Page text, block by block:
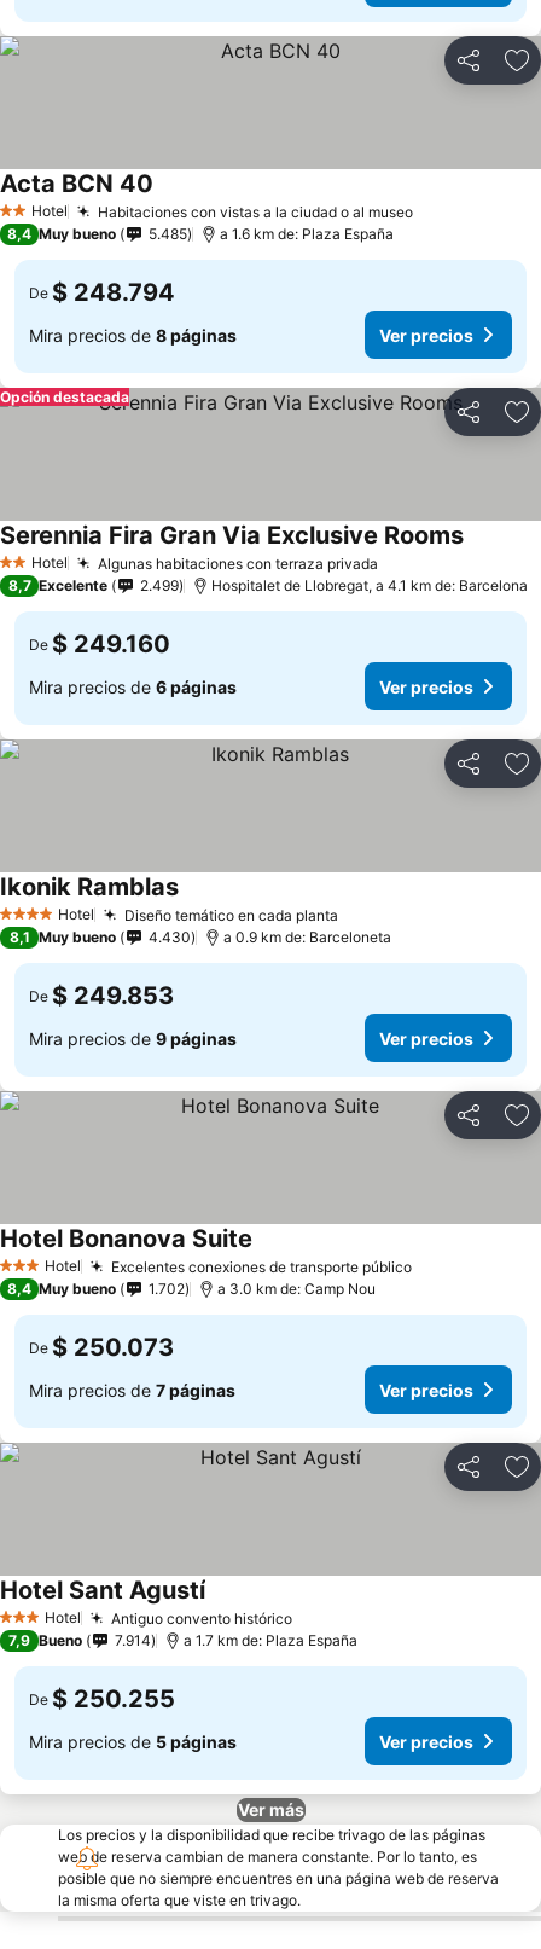
Compartir
2 Estrellas
Hotel Habitaciones con vistas a la ciudad o al museo
Acta BCN 40
8,4 Muy bueno 5.485 a 1.6 km de: Plaza España
De $ 248.794
Mira precios de 8 páginas Ver precios
Compartir
Opción destacada
2 Estrellas
Hotel Algunas habitaciones con terraza privada
Serennia Fira Gran Via Exclusive Rooms
8,7 Excelente 2.499 Hospitalet de Llobregat, a 4.1 km de: Barcelona
De $ 249.160
Mira precios de 6 páginas Ver precios
Compartir
4 EstrellasHotel Diseño temático en cada planta
Ikonik Ramblas
8,1 Muy bueno 4.430 a 0.9 km de: Barceloneta
De $ 249.853
Mira precios de 9 páginas Ver precios
Compartir
3 Estrellas
Hotel Excelentes conexiones de transporte público
Hotel Bonanova Suite
8,4 Muy bueno 1.702 a 3.0 km de: Camp Nou
De $ 250.073
Mira precios de 7 páginas Ver precios
Compartir
3 Estrellas
Hotel Antiguo convento histórico
Hotel Sant Agustí
7,9 Bueno 7.914 a 1.7 km de: Plaza España
De $ 250.255
Mira precios de 5 páginas Ver precios
Ver más
Los precios y la disponibilidad que recibe trivago de las páginas
web de reserva cambian de manera constante. Por lo tanto, es
posible que no siempre encuentres en una página web de reserva
la misma oferta que viste en trivago.